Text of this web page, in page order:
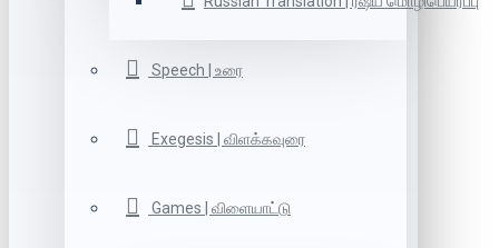
Speech | உரை
Exegesis | விளக்கவுரை
Games | விளையாட்டு